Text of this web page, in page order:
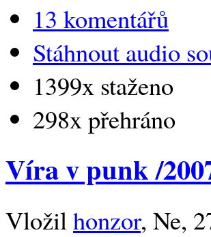
13 komentářů
Stáhnout audio
1399x staženo
298x přehráno
Víra v punk /
Vložil honzor, Ne,